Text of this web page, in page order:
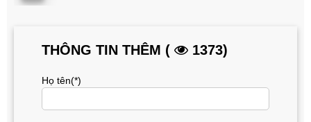
THÔNG TIN THÊM ( 1373)
Họ tên(*)